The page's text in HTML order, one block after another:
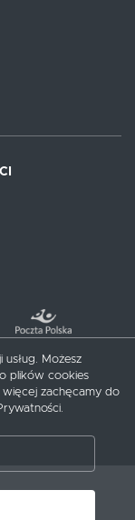
Możesz
plików cookies
więcej zachęcamy do